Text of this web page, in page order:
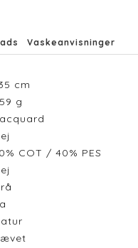
Vaskeanvisninger
cm
g
COT / 40% PES